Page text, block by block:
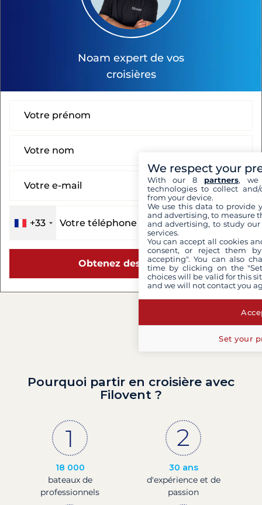
Noam expert de vos
croisières
+33
Obtenez des conseils
Pourquoi partir en croisière avec
Filovent ?
18 000
bateaux de
professionnels
30 ans
d'expérience et de
passion
We respect your
With our 8 partners, we
technologies to collect
from your device.
We use this data to provide
and advertising, to measure
and advertising, to study
services.
You can accept all cookies
consent, or reject them
accepting". You can also
time by clicking on the
choices will be valid for this
and we will not contact you
Set your